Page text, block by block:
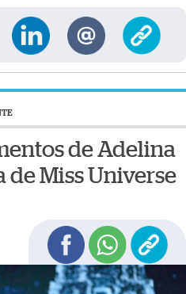
de Adelina
de Miss Universe